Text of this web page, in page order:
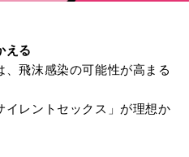
える
飛沫感染の可能性が高まる
イレントセックス」が理想か